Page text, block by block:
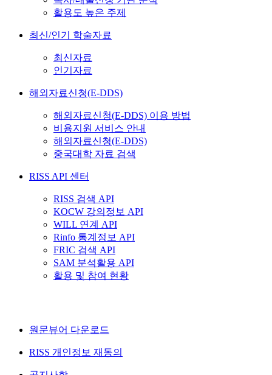
활용도 높은 주제
최신/인기 학술자료
최신자료
인기자료
해외자료신청(E-DDS)
해외자료신청(E-DDS) 이용 방법
비용지원 서비스 안내
해외자료신청(E-DDS)
중국대학 자료 검색
RISS API 센터
RISS 검색 API
KOCW 강의정보 API
WILL 연계 API
Rinfo 통계정보 API
FRIC 검색 API
SAM 분석활용 API
활용 및 참여 현황
원문뷰어 다운로드
RISS 개인정보 재동의